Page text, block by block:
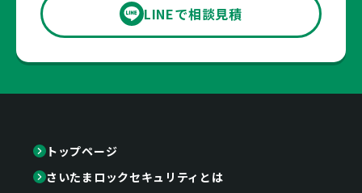
LINEで相談見積
トップページ
さいたまロックセキュリティとは